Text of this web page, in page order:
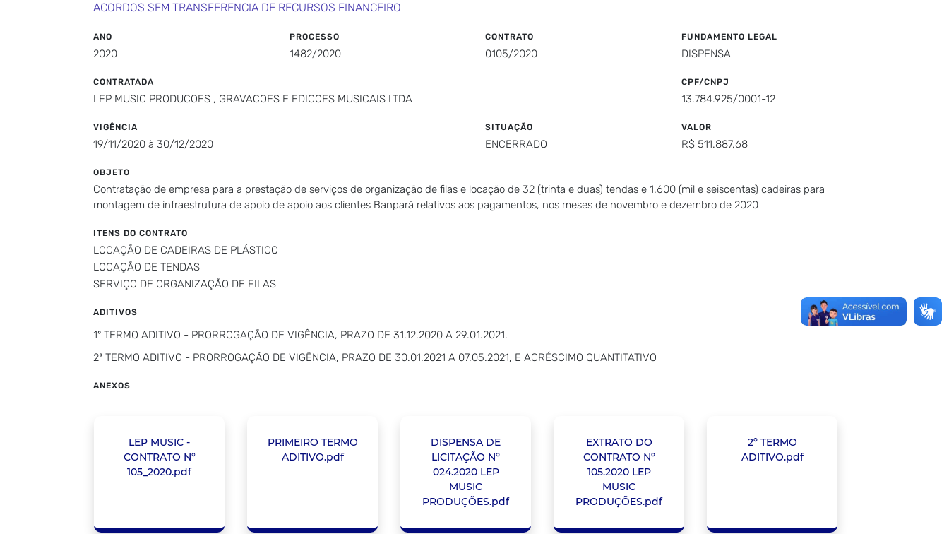
ACORDOS SEM TRANSFERENCIA DE RECURSOS FINANCEIRO
ANO
2020
PROCESSO
1482/2020
CONTRATO
0105/2020
FUNDAMENTO LEGAL
DISPENSA
CONTRATADA
LEP MUSIC PRODUCOES , GRAVACOES E EDICOES MUSICAIS LTDA
CPF/CNPJ
13.784.925/0001-12
VIGÊNCIA
19/11/2020 à 30/12/2020
SITUAÇÃO
ENCERRADO
VALOR
R$ 511.887,68
OBJETO
Contratação de empresa para a prestação de serviços de organização de filas e locação de 32 (trinta e duas) tendas e 1.600 (mil e seiscentas) cadeiras para
montagem de infraestrutura de apoio de apoio aos clientes Banpará relativos aos pagamentos, nos meses de novembro e dezembro de 2020
ITENS DO CONTRATO
LOCAÇÃO DE CADEIRAS DE PLÁSTICO
LOCAÇÃO DE TENDAS
SERVIÇO DE ORGANIZAÇÃO DE FILAS
ADITIVOS
1º TERMO ADITIVO - PRORROGAÇÃO DE VIGÊNCIA, PRAZO DE 31.12.2020 A 29.01.2021.
2º TERMO ADITIVO - PRORROGAÇÃO DE VIGÊNCIA, PRAZO DE 30.01.2021 A 07.05.2021, E ACRÉSCIMO QUANTITATIVO
ANEXOS
LEP MUSIC -
CONTRATO N°
105_2020.pdf
PRIMEIRO TERMO
ADITIVO.pdf
DISPENSA DE
LICITAÇÃO Nº
024.2020 LEP
MUSIC
PRODUÇÕES.pdf
EXTRATO DO
CONTRATO Nº
105.2020 LEP
MUSIC
PRODUÇÕES.pdf
2º TERMO
ADITIVO.pdf